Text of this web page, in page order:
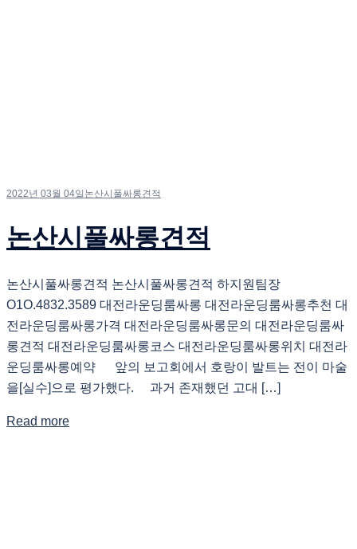
2022년 03월 04일 논산시풀싸롱견적
논산시풀싸롱견적
논산시풀싸롱견적 논산시풀싸롱견적 하지원팀장
O1O.4832.3589 대전라운딩룸싸롱 대전라운딩룸싸롱추천 대
전라운딩룸싸롱가격 대전라운딩룸싸롱문의 대전라운딩룸싸
롱견적 대전라운딩룸싸롱코스 대전라운딩룸싸롱위치 대전라
운딩룸싸롱예약 앞의 보고회에서 호랑이 발트는 전이 마술
을[실수]으로 평가했다. 과거 존재했던 고대 […]
Read more